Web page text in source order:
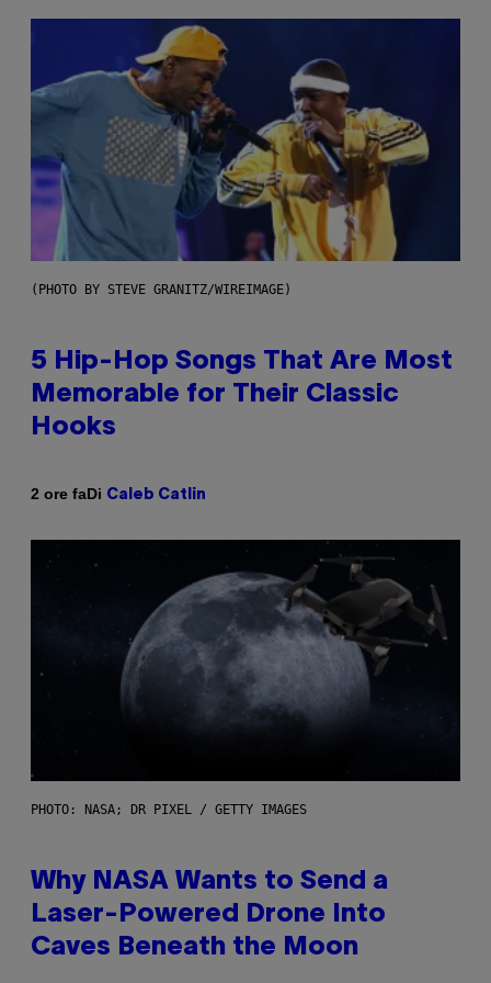
(PHOTO BY STEVE GRANITZ/WIREIMAGE)
5 Hip-Hop Songs That Are Most
Memorable for Their Classic
Hooks
2 ore faDi Caleb Catlin
PHOTO: NASA; DR PIXEL / GETTY IMAGES
Why NASA Wants to Send a
Laser-Powered Drone Into
Caves Beneath the Moon